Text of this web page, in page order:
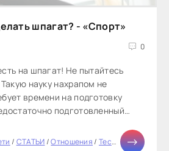
шпагат? - «Спорт»
0
на шпагат! Не пытайтесь
науку нахрапом не
времени на подготовку
подготовленный
/ СТАТЬИ/Отношения/ Тесты онлайн